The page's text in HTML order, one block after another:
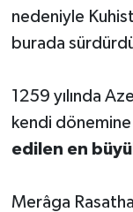
nedeniyle
burada
1259 yılında
kendi
edilen en
Merâga
Burdur
Çanakkale
Çankırı
Çorum
Ekonomi
Podcast
Bilim,
Biyografiler